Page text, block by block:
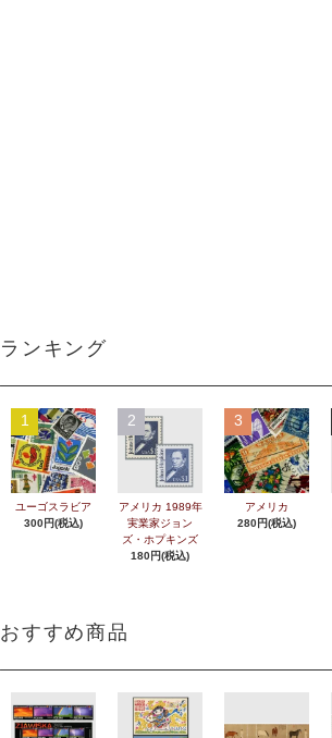
ランキング
1
ユーゴスラビア
300円(税込)
2
アメリカ 1989年
実業家ジョン
ズ・ホプキンズ
180円(税込)
3
アメリカ
280円(税込)
おすすめ商品